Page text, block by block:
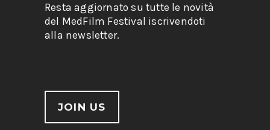
Resta aggiornato su tutte le novità
del MedFilm Festival iscrivendoti
alla newsletter.
JOIN US